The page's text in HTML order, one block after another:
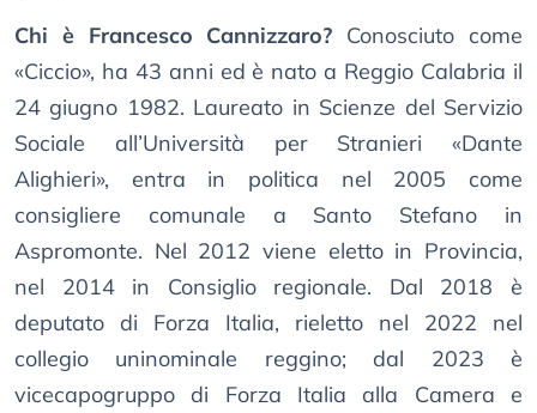
Chi è Francesco Cannizzaro? Conosciuto come
«Ciccio», ha 43 anni ed è nato a Reggio Calabria il
24 giugno 1982. Laureato in Scienze del Servizio
Sociale all’Università per Stranieri «Dante
Alighieri», entra in politica nel 2005 come
consigliere comunale a Santo Stefano in
Aspromonte. Nel 2012 viene eletto in Provincia,
nel 2014 in Consiglio regionale. Dal 2018 è
deputato di Forza Italia, rieletto nel 2022 nel
collegio uninominale reggino; dal 2023 è
vicecapogruppo di Forza Italia alla Camera e